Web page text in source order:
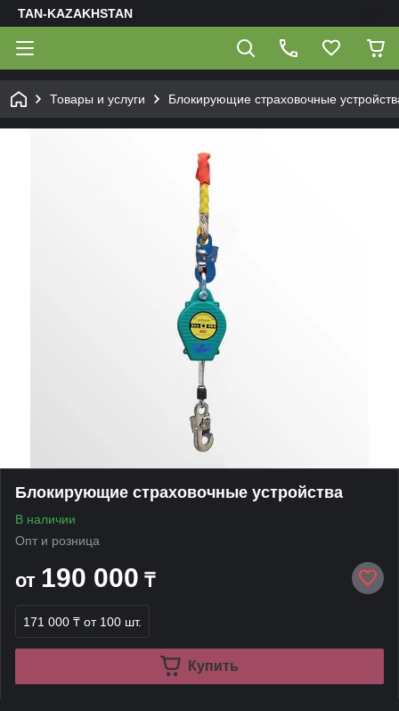
TAN-KAZAKHSTAN
Товары и услуги Блокирующие страховочные
Блокирующие страховочные устройства
В наличии
Опт и розница
от 190 000 ₸
171 000 ₸ от 100 шт.
Купить